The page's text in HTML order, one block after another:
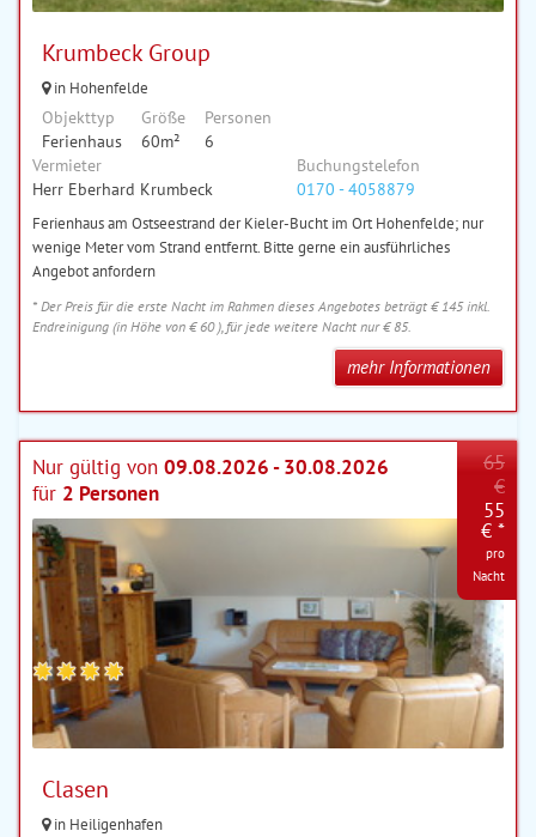
Krumbeck Group
in Hohenfelde
Objekttyp
Ferienhaus
Größe
60m²
Personen
6
Vermieter
Herr Eberhard Krumbeck
Buchungstelefon
0170 - 4058879
Ferienhaus am Ostseestrand der Kieler-Bucht im Ort Hohenfelde; nur
wenige Meter vom Strand entfernt. Bitte gerne ein ausführliches
Angebot anfordern
* Der Preis für die erste Nacht im Rahmen dieses Angebotes beträgt € 145 inkl.
Endreinigung (in Höhe von € 60 ), für jede weitere Nacht nur € 85.
mehr Informationen
Nur gültig von 09.08.2026 - 30.08.2026
für 2 Personen
Clasen
in Heiligenhafen
65
€
55
€ *
pro
Nacht